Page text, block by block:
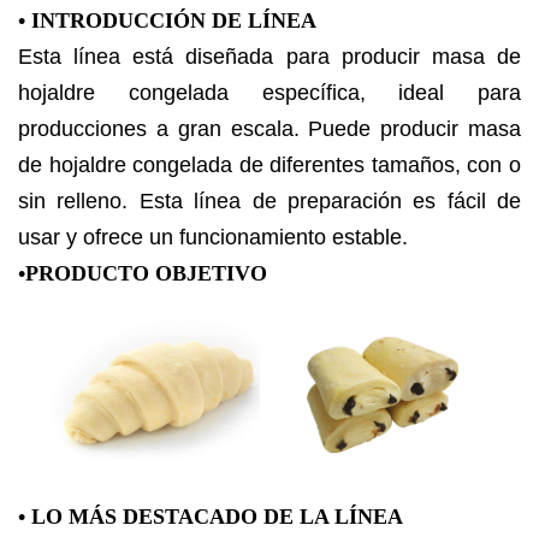
• INTRODUCCIÓN DE LÍNEA
Esta línea está diseñada para producir masa de
hojaldre congelada específica, ideal para
producciones a gran escala. Puede producir masa
de hojaldre congelada de diferentes tamaños, con o
sin relleno. Esta línea de preparación es fácil de
usar y ofrece un funcionamiento estable.
•PRODUCTO OBJETIVO
• LO MÁS DESTACADO DE LA LÍNEA